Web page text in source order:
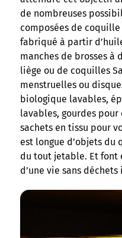
de nombreuses
composées de
fabriqué à partir
manches de brosses à
liège ou de coquilles
menstruelles ou
biologique lavables,
lavables, gourdes
sachets en tissu pour
est longue d’objets
du tout jetable. Et
d’une vie sans